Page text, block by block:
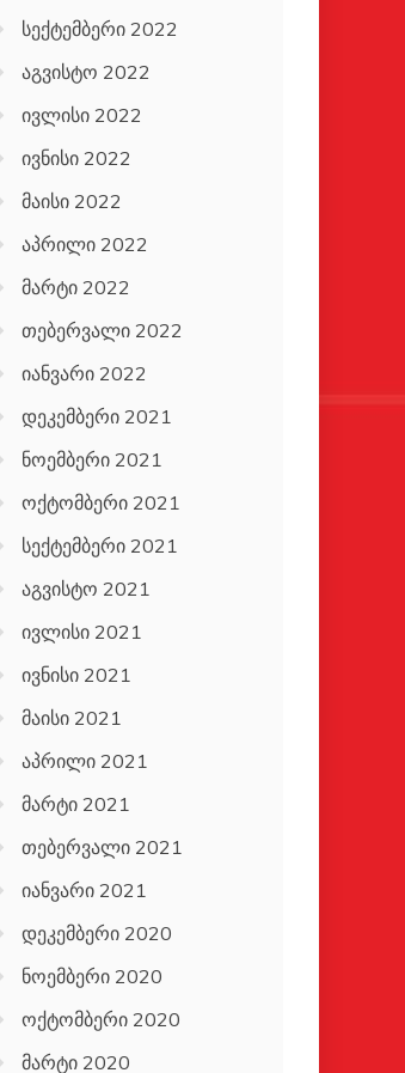
სექტემბერი 2022
აგვისტო 2022
ივლისი 2022
ივნისი 2022
მაისი 2022
აპრილი 2022
მარტი 2022
თებერვალი 2022
იანვარი 2022
დეკემბერი 2021
ნოემბერი 2021
ოქტომბერი 2021
სექტემბერი 2021
აგვისტო 2021
ივლისი 2021
ივნისი 2021
მაისი 2021
აპრილი 2021
მარტი 2021
თებერვალი 2021
იანვარი 2021
დეკემბერი 2020
ნოემბერი 2020
ოქტომბერი 2020
მარტი 2020